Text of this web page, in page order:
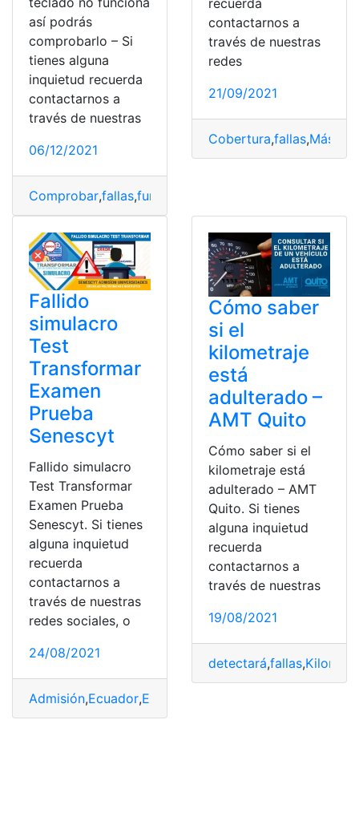
así podrás
comprobarlo – Si
tienes alguna
inquietud recuerda
contactarnos a
través de nuestras
06/12/2021
Comprobar,fallas,funciona
recuerda
contactarnos a
través de nuestras
redes
21/09/2021
Cobertura,fallas,
Fallido
simulacro
Test
Transformar
Examen
Prueba
Senescyt
Fallido simulacro
Test Transformar
Examen Prueba
Senescyt. Si tienes
alguna inquietud
recuerda
contactarnos a
través de nuestras
redes sociales, o
24/08/2021
Admisión,Ecuador,Examen de ingreso
Cómo saber
si el
kilometraje
está
adulterado –
AMT Quito
Cómo saber si el
kilometraje está
adulterado – AMT
Quito. Si tienes
alguna inquietud
recuerda
contactarnos a
través de nuestras
19/08/2021
detectará,fallas,